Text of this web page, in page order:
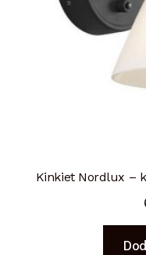
Kinkiet Nordlux –